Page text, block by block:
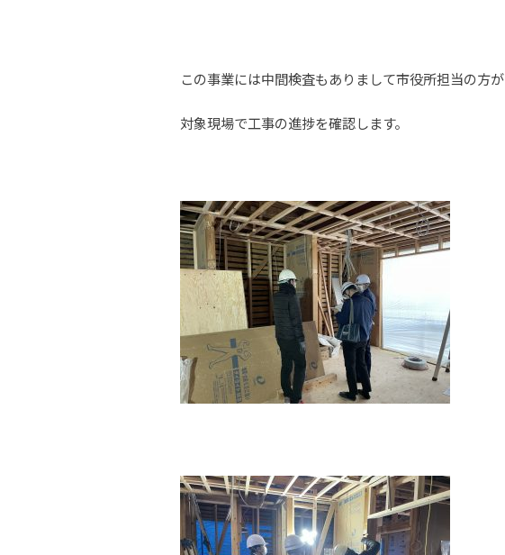
この事業には中間検査もありまして市役所担当の方が
対象現場で工事の進捗を確認します。